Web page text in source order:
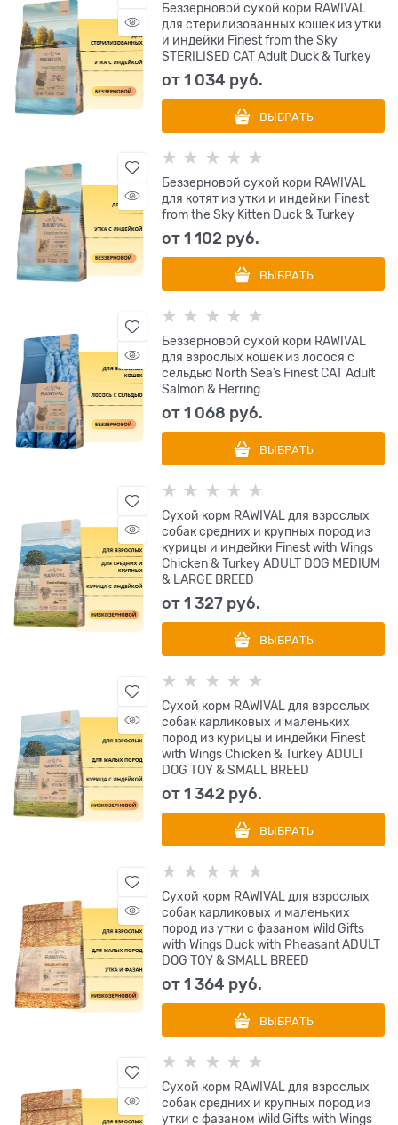
Беззерновой сухой корм RAWIVAL
для стерилизованных кошек из утки
и индейки Finest from the Sky
STERILISED CAT Adult Duck & Turkey
от1 034 руб.
ВЫБРАТЬ
Беззерновой сухой корм RAWIVAL
для котят из утки и индейки Finest
from the Sky Kitten Duck & Turkey
от1 102 руб.
ВЫБРАТЬ
Беззерновой сухой корм RAWIVAL
для взрослых кошек из лосося с
сельдью North Sea’s Finest CAT Adult
Salmon & Herring
от1 068 руб.
ВЫБРАТЬ
Сухой корм RAWIVAL для взрослых
собак средних и крупных пород из
курицы и индейки Finest with Wings
Chicken & Turkey ADULT DOG MEDIUM
& LARGE BREED
от1 327 руб.
ВЫБРАТЬ
Сухой корм RAWIVAL для взрослых
собак карликовых и маленьких
пород из курицы и индейки Finest
with Wings Chicken & Turkey ADULT
DOG TOY & SMALL BREED
от1 342 руб.
ВЫБРАТЬ
Сухой корм RAWIVAL для взрослых
собак карликовых и маленьких
пород из утки с фазаном Wild Gifts
with Wings Duck with Pheasant ADULT
DOG TOY & SMALL BREED
от1 364 руб.
ВЫБРАТЬ
Сухой корм RAWIVAL для взрослых
собак средних и крупных пород из
утки с фазаном Wild Gifts with Wings